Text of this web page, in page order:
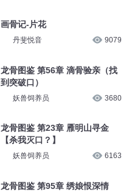
画骨记-片花
丹斐悦音 9079
龙骨图鉴 第56章 滴骨验亲（找
到突破口）
妖兽饲养员 3680
龙骨图鉴 第23章 雁明山寻金
【杀我灭口？】
妖兽饲养员 6163
龙骨图鉴 第95章 绣娘恨深情